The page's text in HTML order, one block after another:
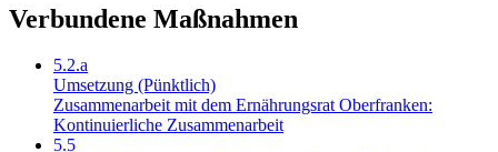
Verbundene Maßnahmen
5.2.a
Umsetzung (Pünktlich)
Zusammenarbeit mit dem Ernährungsrat Oberfranken:
Kontinuierliche Zusammenarbeit
5.5